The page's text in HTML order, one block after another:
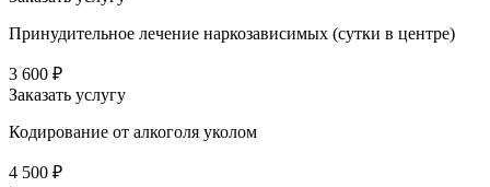
Принудительное лечение наркозависимых (сутки в центре)
3 600 ₽
Заказать услугу
Кодирование от алкоголя уколом
4 500 ₽